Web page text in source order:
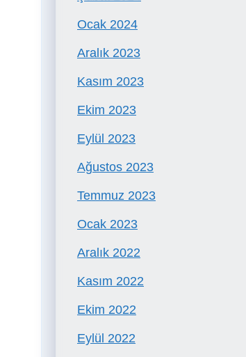
Ocak 2024
Aralık 2023
Kasım 2023
Ekim 2023
Eylül 2023
Ağustos 2023
Temmuz 2023
Ocak 2023
Aralık 2022
Kasım 2022
Ekim 2022
Eylül 2022